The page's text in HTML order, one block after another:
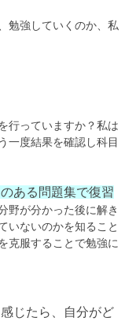
勉強していくのか、私
行っていますか？私は
一度結果を確認し科目
ある問題集で復習
野が分かった後に解き
いないのかを知ること
克服することで勉強に
じたら、自分がど